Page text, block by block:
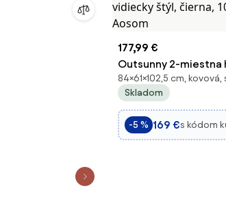
177,99 €
Outsunny 2-miestna
lavička s opierkami
štýl, čierna, 102,5 x
84×61×102,5 cm,
Skladom
-5 % 169 €s kódom